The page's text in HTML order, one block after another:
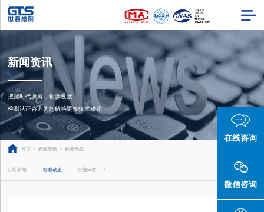
新闻资讯
把握时代脉搏，创新发展
检测认证咨询为您解答更多技术难题
首页 > 新闻资讯 > 标准动态
公司新闻 / 标准动态 / 行业问答 /
在线咨询
微信咨询